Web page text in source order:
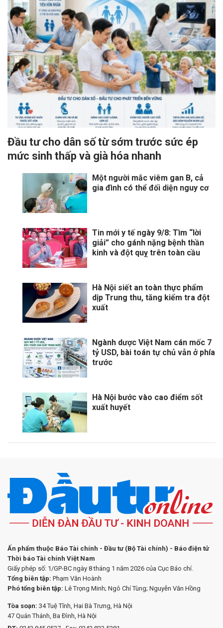
Đầu tư cho dân số từ sớm trước sức ép
mức sinh thấp và già hóa nhanh
Một người mắc viêm gan B, cả
gia đình có thể đối diện nguy cơ
Tin mới y tế ngày 9/8: Tìm “lời
giải” cho gánh nặng bệnh thần
kinh và đột quỵ trên toàn cầu
Hà Nội siết an toàn thực phẩm
dịp Trung thu, tăng kiểm tra đột
xuất
Ngành dược Việt Nam cán mốc 7
tỷ USD, bài toán tự chủ vẫn ở phía
trước
Hà Nội bước vào cao điểm sốt
xuất huyết
Ấn phẩm thuộc Báo Tài chính - Đầu tư (Bộ Tài chính) - Báo điện tử
Thời báo Tài chính Việt Nam
Giấy phép số: 1/GP-BC ngày 8 tháng 1 năm 2026 của Cục Báo chí.
Tổng biên tập: Phạm Văn Hoành
Phó tổng biên tập: Lê Trọng Minh; Ngô Chí Tùng; Nguyễn Văn Hồng
Tòa soạn: 34 Tuệ Tĩnh, Hai Bà Trưng, Hà Nội
47 Quán Thánh, Ba Đình, Hà Nội